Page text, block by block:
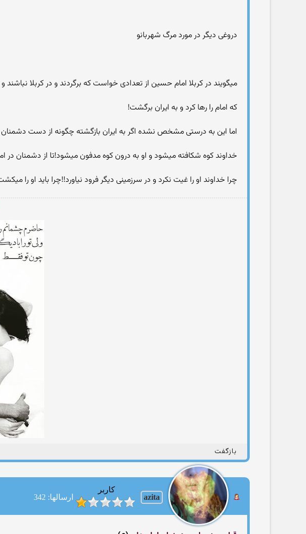
دروغی دیگر در مورد مرگ شهربانو
میگویند در كربلا امام حسین از تعدادی خواست كه برگردند و در كربلا
كه امام را رها كرد و به ایران برگشت!
اما این به درستی مشخص نشده اگر به ایران بازگشته چگونه از دست دشمنان
خداوند كوه شكافته میشود و او به درون كوه مدفون میشود!تا از دشمنان در
چرا خداوند او را غیت نكرد و در سرزمینی دیگر فرود نیاورد!!چرا باید او را
بازگفت
azita
کاربر
ارسالها: 342